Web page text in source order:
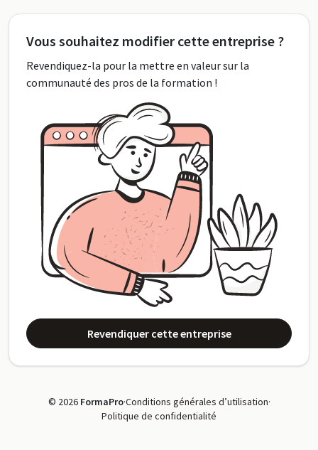
Vous souhaitez modifier cette entreprise ?
Revendiquez-la pour la mettre en valeur sur la
communauté des pros de la formation !
Revendiquer cette entreprise
© 2026 FormaPro·Conditions générales d’utilisation·
Politique de confidentialité